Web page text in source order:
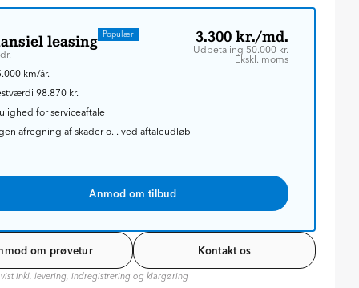
leasing Populær 3.300 kr./md.
Udbetaling 50.000 kr.
Ekskl. moms
km/år.
98.870 kr.
for serviceaftale
afregning af skader o.l. ved aftaleudløb
Anmod om tilbud
om prøvetur Kontakt os
vist inkl. levering, indregistrering og klargøring